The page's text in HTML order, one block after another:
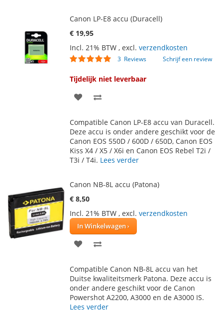
Canon LP-E8 accu (Duracell)
€ 19,95
Incl. 21% BTW , excl. verzendkosten
Waardering:
3 Reviews Schrijf een review
Tijdelijk niet leverbaar
VOEG
AAN
VERLANGLIJST
TE
VERGELIJKEN
Compatible Canon LP-E8 accu van Duracell.
Deze accu is onder andere geschikt voor de
Canon EOS 550D / 600D / 650D, Canon EOS
Kiss X4 / X5 / X6i en Canon EOS Rebel T2i /
T3i / T4i. Lees verder
Canon NB-8L accu (Patona)
€ 8,50
Incl. 21% BTW , excl. verzendkosten
In Winkelwagen
VOEG
AAN
VERLANGLIJST
TE
VERGELIJKEN
Compatible Canon NB-8L accu van het
Duitse kwaliteitsmerk Patona. Deze accu is
onder andere geschikt voor de Canon
Powershot A2200, A3000 en de A3000 IS.
Lees verder